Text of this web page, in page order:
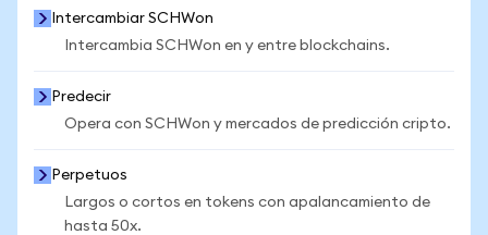
Intercambiar SCHWon
Intercambia SCHWon en y entre blockchains.
Predecir
Opera con SCHWon y mercados de predicción cripto.
Perpetuos
Largos o cortos en tokens con apalancamiento de
hasta 50x.